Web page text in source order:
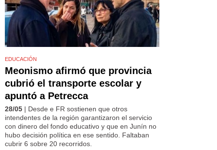
EDUCACIÓN
Meonismo afirmó que provincia
cubrió el transporte escolar y
apuntó a Petrecca
28/05 | Desde e FR sostienen que otros
intendentes de la región garantizaron el servicio
con dinero del fondo educativo y que en Junín no
hubo decisión política en ese sentido. Faltaban
cubrir 6 sobre 20 recorridos.